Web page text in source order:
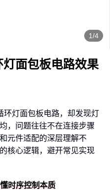
1/4
面包板电路效果
环灯面包板电路，却发现灯
，问题往往不在连接步骤
元件适配的深层理解不
核心逻辑，避开常见实现
时序控制本质